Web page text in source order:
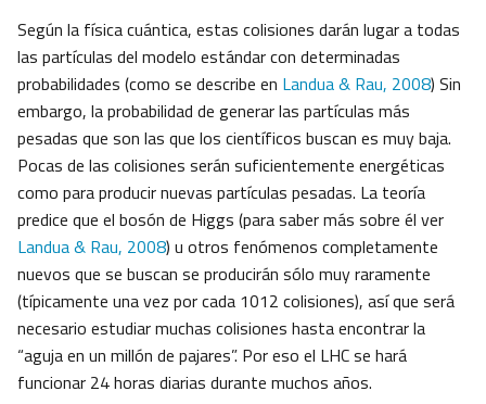
Según la física cuántica, estas colisiones darán lugar a todas
las partículas del modelo estándar con determinadas
probabilidades (como se describe en Landua & Rau, 2008) Sin
embargo, la probabilidad de generar las partículas más
pesadas que son las que los científicos buscan es muy baja.
Pocas de las colisiones serán suficientemente energéticas
como para producir nuevas partículas pesadas. La teoría
predice que el bosón de Higgs (para saber más sobre él ver
Landua & Rau, 2008) u otros fenómenos completamente
nuevos que se buscan se producirán sólo muy raramente
(típicamente una vez por cada 1012 colisiones), así que será
necesario estudiar muchas colisiones hasta encontrar la
“aguja en un millón de pajares”. Por eso el LHC se hará
funcionar 24 horas diarias durante muchos años.